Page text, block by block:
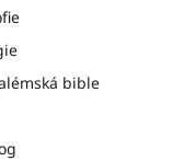
bible